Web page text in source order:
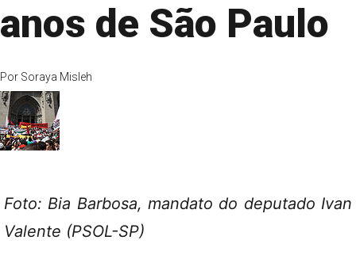
anos de São Paulo
Por Soraya Misleh
Foto: Bia Barbosa, mandato do deputado Ivan
Valente (PSOL-SP)